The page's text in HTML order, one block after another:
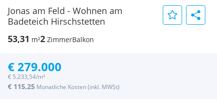
Jonas am Feld - Wohnen am
Badeteich Hirschstetten
53,31 m²2 ZimmerBalkon
€ 279.000
€ 5.233,54/m²
€ 115,25 Monatliche Kosten (inkl. MWSt)